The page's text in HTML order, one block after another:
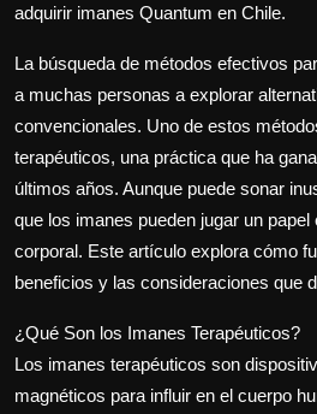
Politics
Sport
Health
Tips and Tricks
adquirir imanes Quantum en Chile.
La búsqueda de métodos efectivos
a muchas personas a explorar
convencionales. Uno de estos
terapéuticos, una práctica que ha
últimos años. Aunque puede sonar
que los imanes pueden jugar un
corporal. Este artículo explora cómo
beneficios y las consideraciones que
¿Qué Son los Imanes Terapéuticos?
Los imanes terapéuticos son
magnéticos para influir en el cuerpo